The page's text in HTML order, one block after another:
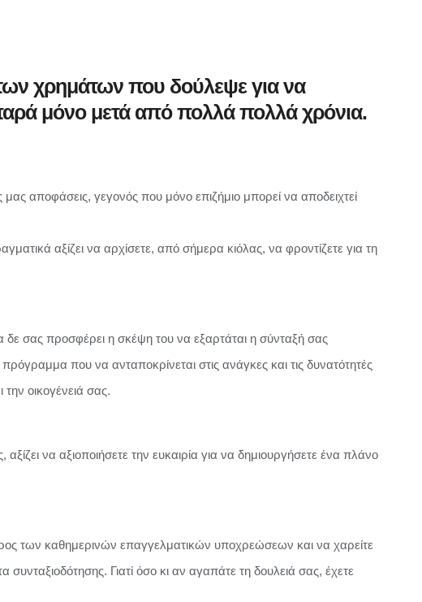
χρημάτων που δούλεψε για να
μόνο μετά από πολλά πολλά χρόνια.
μας αποφάσεις, γεγονός που μόνο επιζήμιο μπορεί να αποδειχτεί
αξίζει να αρχίσετε, από σήμερα κιόλας, να φροντίζετε για τη
σας προσφέρει η σκέψη του να εξαρτάται η σύνταξή σας
που να ανταποκρίνεται στις ανάγκες και τις δυνατότητές
οικογένειά σας.
να αξιοποιήσετε την ευκαιρία για να δημιουργήσετε ένα πλάνο
των καθημερινών επαγγελματικών υποχρεώσεων και να χαρείτε
Γιατί όσο κι αν αγαπάτε τη δουλειά σας, έχετε